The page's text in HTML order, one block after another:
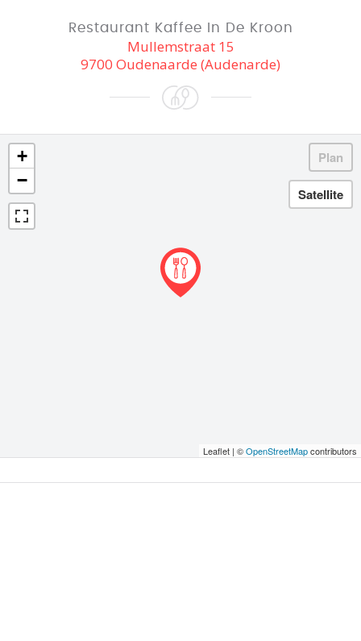
Restaurant Kaffee In De Kroon
Mullemstraat 15
9700 Oudenaarde (Audenarde)
+
−
Leaflet | ©OpenStreetMapcontributors